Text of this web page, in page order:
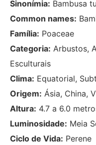
Sinonímia: Bambusa
Common names:
Família: Poaceae
Categoria: Arbustos,
Esculturais
Clima: Equatorial,
Origem: Ásia, China,
Altura: 4.7 a 6.0
Luminosidade: Meia
Ciclo de Vida: Perene